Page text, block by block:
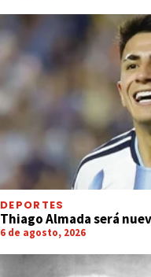
DEPORTES
Thiago Almada será
6 de agosto, 2026